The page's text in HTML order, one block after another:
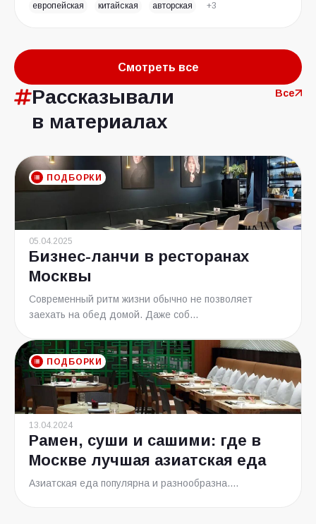
европейская китайская авторская +3
Смотреть все
Рассказывали
в материалах
Все
ПОДБОРКИ
05.04.2025
Бизнес-ланчи в ресторанах
Москвы
Современный ритм жизни обычно не позволяет
заехать на обед домой. Даже соб...
ПОДБОРКИ
13.04.2024
Рамен, суши и сашими: где в
Москве лучшая азиатская еда
Азиатская еда популярна и разнообразна....